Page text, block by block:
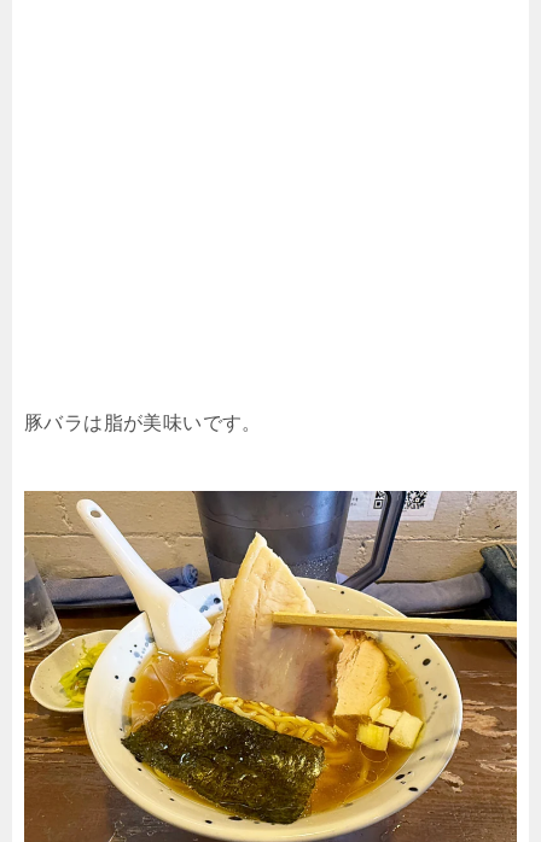
豚バラは脂が美味いです。